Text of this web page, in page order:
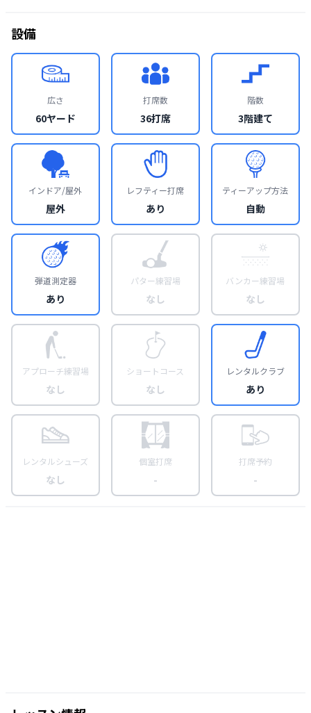
設備
広さ
60ヤード
打席数
36打席
階数
3階建て
インドア/屋外
屋外
レフティー打席
あり
ティーアップ方法
自動
弾道測定器
あり
パター練習場
なし
バンカー練習場
なし
アプローチ練習場
なし
ショートコース
なし
レンタルクラブ
あり
レンタルシューズ
なし
個室打席
-
打席予約
-